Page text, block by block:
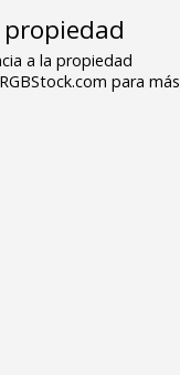
a la propiedad
para más